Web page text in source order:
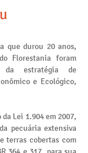
que durou 20 anos,
Florestania foram
da estratégia de
e Ecológico,
Lei 1.904 em 2007,
pecuária extensiva
terras cobertas com